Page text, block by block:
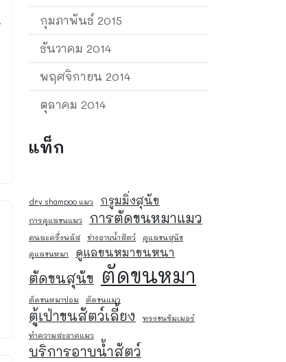
กุมภาพันธ์ 2015
ธันวาคม 2014
พฤศจิกายน 2014
ตุลาคม 2014
แท็ก
dry shampoo แมว กรูมมิ่งสุนัข
การดูแลขนแมว การตัดขนหมาแมว
คนละครึ่งพลัส ช่างอาบน้ำสัตว์
ดูแลขนสุนัข
ดูแลขนหมา
ดูแลขนหมาขนหนา
ตัดขนสุนัข ตัดขนหมา
ตัดขนหมาปอม ตัดขนแมว
ตู้เป่าขนสัตว์เลี้ยง
ทรงขนซัมเมอร์
ทำความสะอาดแมว
บริการอาบน้ำสัตว์